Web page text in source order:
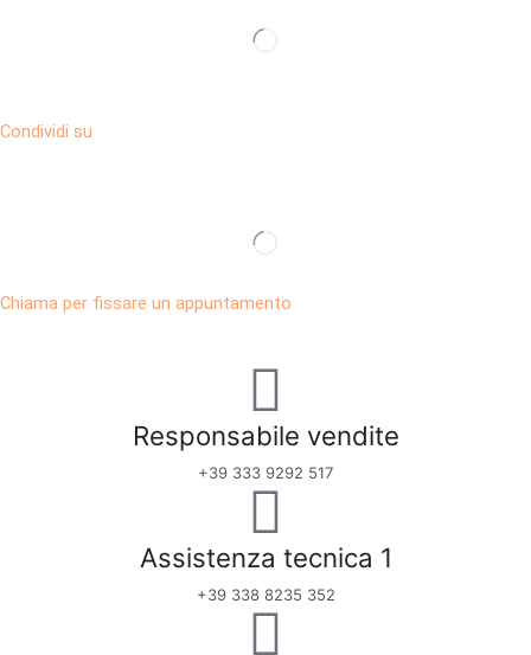
Condividi su
Chiama per fissare un appuntamento
Responsabile vendite
+39 333 9292 517
Assistenza tecnica 1
+39 338 8235 352